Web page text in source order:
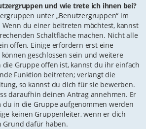
und wie trete ich ihnen bei?
unter „Benutzergruppen“ im
du einer beitreten möchtest, kannst
Schaltfläche machen. Nicht alle
offen. Einige erfordern erst eine
geschlossen sein und weitere
die Gruppe offen ist, kannst du ihr einfach
Funktion beitreten; verlangt die
so kannst du dich für sie bewerben.
daraufhin deinen Antrag annehmen. Er
du in die Gruppe aufgenommen werden
keinen Gruppenleiter, wenn er dich
Grund dafür haben.